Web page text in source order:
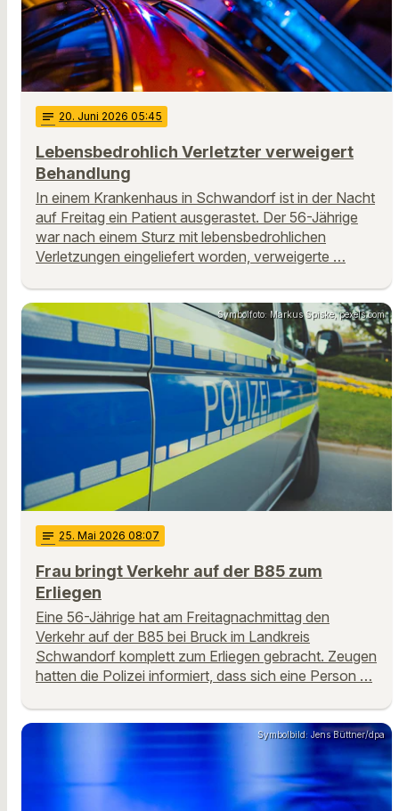
notes 20. Juni 2026 05:45
Lebensbedrohlich Verletzter verweigert
Behandlung
In einem Krankenhaus in Schwandorf ist in der Nacht
auf Freitag ein Patient ausgerastet. Der 56-Jährige
war nach einem Sturz mit lebensbedrohlichen
Verletzungen eingeliefert worden, verweigerte …
Symbolfoto: Markus Spiske, pexels.com
notes 25. Mai 2026 08:07
Frau bringt Verkehr auf der B85 zum
Erliegen
Eine 56-Jährige hat am Freitagnachmittag den
Verkehr auf der B85 bei Bruck im Landkreis
Schwandorf komplett zum Erliegen gebracht. Zeugen
hatten die Polizei informiert, dass sich eine Person …
Symbolbild: Jens Büttner/dpa